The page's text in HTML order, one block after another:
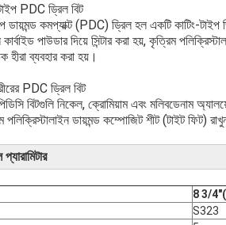
PDC ড্রিল বিট
ডায়মন্ড কমপ্যাক্ট (PDC) ড্রিল হল একটি কাটিং-টাইপ
কার্বাইড পাউডার দিয়ে সিন্টার করা হয়, কৃত্রিম
হীরা ব্যবহার করা হয়।
PDC ড্রিল বিট
বিটগুলি নিকেল, ক্রোমিয়াম এবং মলিবডেনাম
পলিক্রিস্টালাইন ডায়মন্ড কম্পোজিট শীট (টাইট ফিট)
8 3/
S323